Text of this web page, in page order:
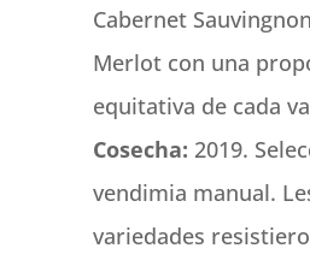
Cabernet
Merlot con una
equitativa de cada
Cosecha: 2019.
vendimia manual.
variedades